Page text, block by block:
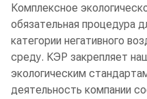
Комплексное
обязательная процедура
категории негативного
среду. КЭР закрепляет
экологическим
деятельность компании